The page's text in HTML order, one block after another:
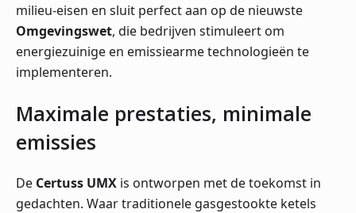
milieu-eisen en sluit perfect aan op de nieuwste
Omgevingswet, die bedrijven stimuleert om
energiezuinige en emissiearme technologieën te
implementeren.
Maximale prestaties, minimale
emissies
De Certuss UMX is ontworpen met de toekomst in
gedachten. Waar traditionele gasgestookte ketels